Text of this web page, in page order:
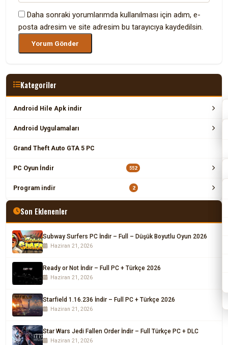
Daha sonraki yorumlarımda kullanılması için adım, e-
posta adresim ve site adresim bu tarayıcıya kaydedilsin.
Kategoriler
Android Hile Apk indir
Android Uygulamaları
Grand Theft Auto GTA 5 PC
PC Oyun İndir 552
Program indir 2
Son Eklenenler
Subway Surfers PC İndir – Full – Düşük Boyutlu Oyun 2026
Haziran 21, 2026
Ready or Not İndir – Full PC + Türkçe 2026
Haziran 21, 2026
Starfield 1.16.236 İndir – Full PC + Türkçe 2026
Haziran 21, 2026
Star Wars Jedi Fallen Order İndir – Full Türkçe PC + DLC
Haziran 21, 2026